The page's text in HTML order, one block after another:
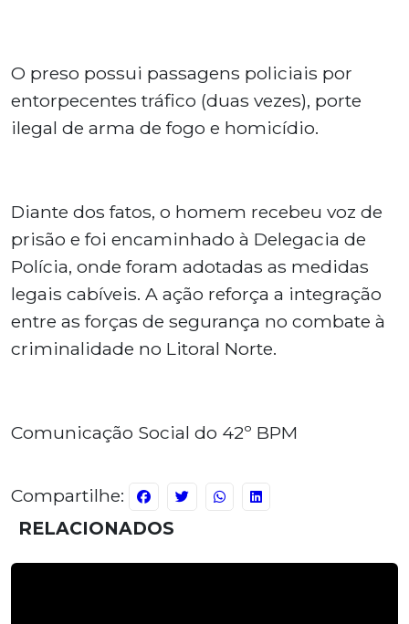
O preso possui passagens policiais por
entorpecentes tráfico (duas vezes), porte
ilegal de arma de fogo e homicídio.
Diante dos fatos, o homem recebeu voz de
prisão e foi encaminhado à Delegacia de
Polícia, onde foram adotadas as medidas
legais cabíveis. A ação reforça a integração
entre as forças de segurança no combate à
criminalidade no Litoral Norte.
Comunicação Social do 42º BPM
Compartilhe:
RELACIONADOS